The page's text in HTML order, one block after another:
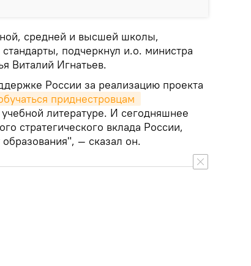
средней и высшей школы,
подчеркнул и.о. министра
Виталий Игнатьев.
России за реализацию проекта
литературе. И сегодняшнее
стратегического вклада России,
— сказал он.